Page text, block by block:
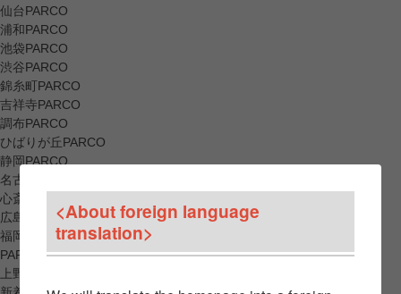
仙台PARCO
浦和PARCO
池袋PARCO
渋谷PARCO
錦糸町PARCO
吉祥寺PARCO
調布PARCO
ひばりが丘PARCO
静岡PARCO
名古屋PARCO
心斎橋PARCO
広島PARCO
福岡PARCO
PARCO_ya
上野
<About foreign language
translation>